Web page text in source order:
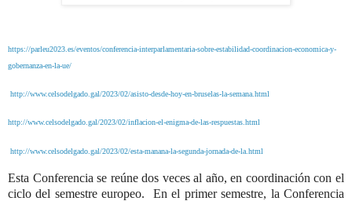
https://parleu2023.es/eventos/conferencia-interparlamentaria-sobre-estabilidad-coordinacion-economica-y-
gobernanza-en-la-ue/
http://www.celsodelgado.gal/2023/02/asisto-desde-hoy-en-bruselas-la-semana.html
http://www.celsodelgado.gal/2023/02/inflacion-el-enigma-de-las-respuestas.html
http://www.celsodelgado.gal/2023/02/esta-manana-la-segunda-jornada-de-la.html
Esta Conferencia se reúne dos veces al año, en coordinación con el
ciclo del semestre europeo.
En el primer semestre, la Conferencia